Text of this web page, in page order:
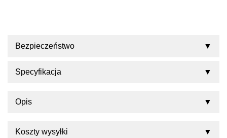
Bezpieczeństwo
Specyfikacja
Opis
Koszty wysyłki